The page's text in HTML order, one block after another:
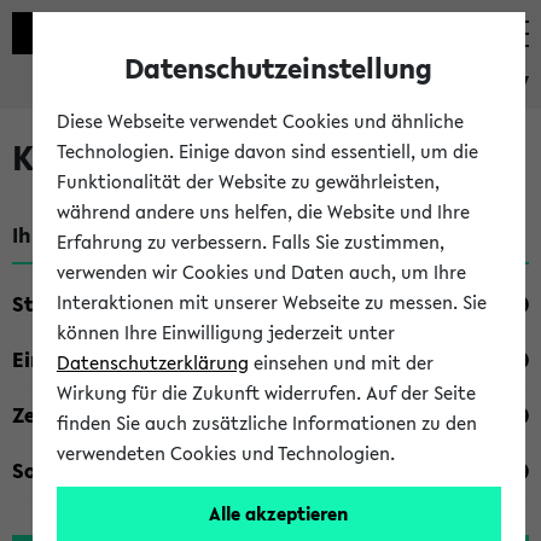
eKVV
Kombisuche im eKVV
Ihre Suchkriterien:
Studienfach
Einrichtung
Zeiten
Sonstiges
Datenschutzeinstellung
Diese Webseite verwendet Cookies und ähnliche
Technologien. Einige davon sind essentiell, um die
Funktionalität der Website zu gewährleisten,
während andere uns helfen, die Website und Ihre
Erfahrung zu verbessern. Falls Sie zustimmen,
verwenden wir Cookies und Daten auch, um Ihre
Interaktionen mit unserer Webseite zu messen. Sie
können Ihre Einwilligung jederzeit unter
Datenschutzerklärung einsehen und mit der
Wirkung für die Zukunft widerrufen. Auf der Seite
finden Sie auch zusätzliche Informationen zu den
verwendeten Cookies und Technologien.
Alle akzeptieren